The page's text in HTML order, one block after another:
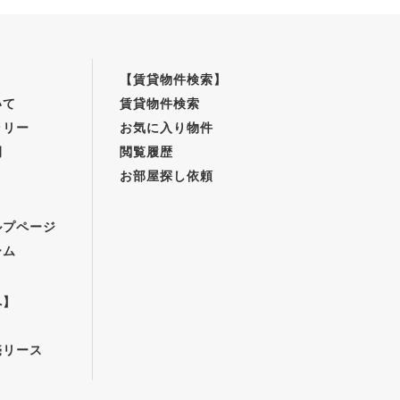
ー
ページ
ース
【賃貸物件検索】
賃貸物件検索
お気に入り物件
閲覧履歴
お部屋探し依頼